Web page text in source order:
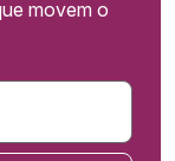
movem o